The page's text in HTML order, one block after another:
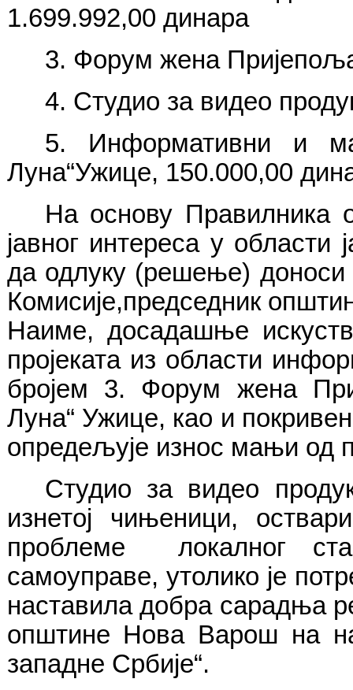
1.699.992,00 динара
3. Форум жена
4. Студио за видео
5. Информативни и
Луна“Ужице, 150.000,00
На основу Правилника
јавног интереса у
да одлуку (решење) доноси
Комисије,председник
Наиме, досадашње
пројеката из области
бројем 3. Форум жена
Луна“ Ужице, као и
опредељује износ мањи од
Студио за видео
изнетој чињеници,
проблеме локалног
самоуправе, утолико је
наставила добра сарадња
општине Нова Варош на
западне Србије“.